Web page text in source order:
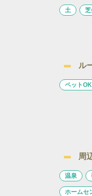
土
ル
ペットOK
周
温泉
ホームセ